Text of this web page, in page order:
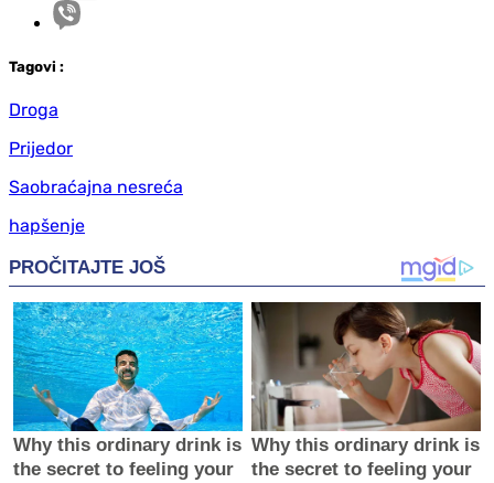
Tagovi :
Droga
Prijedor
Saobraćajna nesreća
hapšenje